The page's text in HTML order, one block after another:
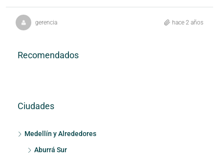
gerencia hace 2 años
Recomendados
Ciudades
Medellín y Alrededores
Aburrá Sur